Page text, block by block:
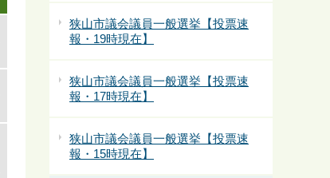
狭山市議会議員一般選挙【投票速
報・19時現在】
狭山市議会議員一般選挙【投票速
報・17時現在】
狭山市議会議員一般選挙【投票速
報・15時現在】